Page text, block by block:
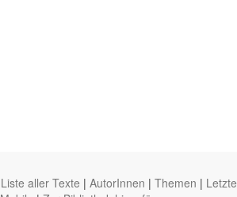
Liste aller Texte | AutorInnen | Themen | Letzte